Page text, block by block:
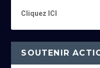
Cliquez ICI
SOUTENIR